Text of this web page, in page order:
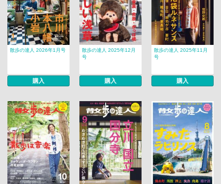
散歩の達人 2026年1月号
購入
散歩の達人 2025年12月
号
購入
散歩の達人 2025年11月
号
購入